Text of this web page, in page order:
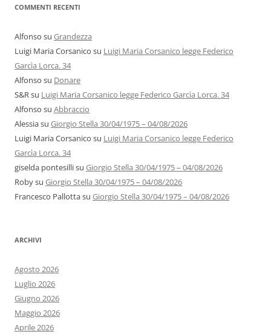
COMMENTI RECENTI
Alfonso su Grandezza
Luigi Maria Corsanico su Luigi Maria Corsanico legge Federico
Garcìa Lorca. 34
Alfonso su Donare
S&Rsu Luigi Maria Corsanico legge Federico Garcìa Lorca. 34
Alfonso su Abbraccio
Alessiasu Giorgio Stella 30/04/1975 – 04/08/2026
Luigi Maria Corsanico su Luigi Maria Corsanico legge Federico
Garcìa Lorca. 34
giselda pontesillisu Giorgio Stella 30/04/1975 – 04/08/2026
Robysu Giorgio Stella 30/04/1975 – 04/08/2026
Francesco Pallottasu Giorgio Stella 30/04/1975 – 04/08/2026
ARCHIVI
Agosto 2026
Luglio 2026
Giugno 2026
Maggio 2026
Aprile 2026